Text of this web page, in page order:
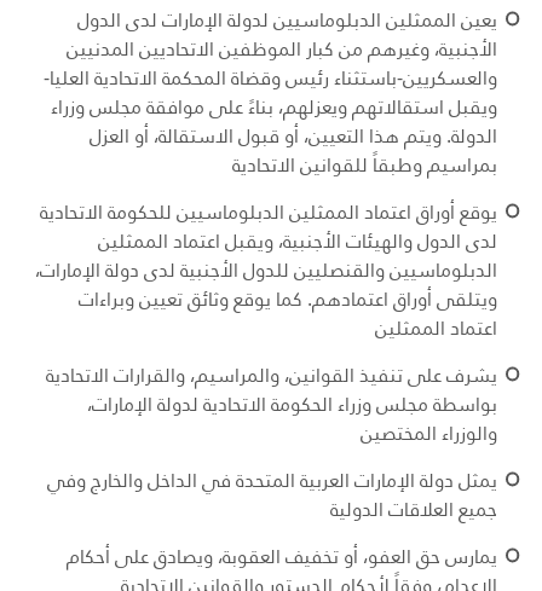
يعين الممثلين الدبلوماسيين لدولة الإمارات لدى الدول
الأجنبية، وغيرهم من كبار الموظفين الاتحاديين المدنيين
والعسكريين-باستثناء رئيس وقضاة المحكمة الاتحادية العليا-
ويقبل استقالاتهم ويعزلهم، بناءً على موافقة مجلس وزراء
الدولة. ويتم هذا التعيين، أو قبول الاستقالة، أو العزل
بمراسيم وطبقاً للقوانين الاتحادية
يوقع أوراق اعتماد الممثلين الدبلوماسيين للحكومة الاتحادية
لدى الدول والهيئات الأجنبية، ويقبل اعتماد الممثلين
الدبلوماسيين والقنصليين للدول الأجنبية لدى دولة الإمارات،
ويتلقى أوراق اعتمادهم. كما يوقع وثائق تعيين وبراءات
اعتماد الممثلين
يشرف على تنفيذ القوانين، والمراسيم، والقرارات الاتحادية
بواسطة مجلس وزراء الحكومة الاتحادية لدولة الإمارات،
والوزراء المختصين
يمثل دولة الإمارات العربية المتحدة في الداخل والخارج وفي
جميع العلاقات الدولية
يمارس حق العفو، أو تخفيف العقوبة، ويصادق على أحكام
الإعدام، وفقاً لأحكام الدستور والقوانين الاتحادية